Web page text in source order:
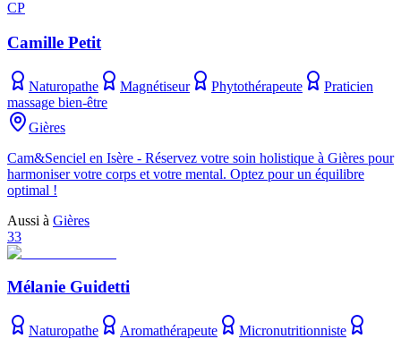
CP
Camille Petit
Naturopathe Magnétiseur Phytothérapeute
Praticien
massage bien-être
Gières
Cam&Senciel en Isère - Réservez votre soin holistique à Gières pour
harmoniser votre corps et votre mental. Optez pour un équilibre
optimal !
Aussi à Gières
33
Mélanie Guidetti
Naturopathe Aromathérapeute
Micronutritionniste